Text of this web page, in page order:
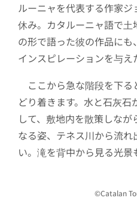
ルーニャを代表する作家
休み。カタルーニャ語で
の形で語った彼の作品に
インスピレーションを与え
ここから急な階段を下る
どり着きます。水と石灰
して、敷地内を散策しな
なる姿、テネス川から流
い。滝を背中から見る光景
©Catalan